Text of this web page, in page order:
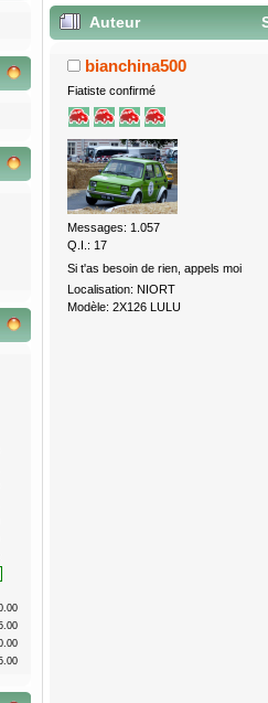
Auteur
bianchina500
Fiatiste confirmé
Messages: 1.057
Q.I.: 17
Si t'as besoin de rien, appels moi
Localisation: NIORT
Modèle: 2X126 LULU